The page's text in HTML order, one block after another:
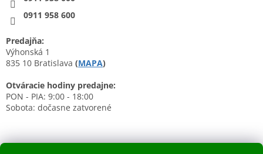
0911 958 600
Predajňa:
Výhonská 1
835 10 Bratislava (MAPA)
Otváracie hodiny predajne:
PON - PIA: 9:00 - 18:00
Sobota: dočasne zatvorené